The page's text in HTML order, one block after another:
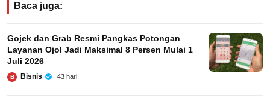
Baca juga:
Gojek dan Grab Resmi Pangkas Potongan
Layanan Ojol Jadi Maksimal 8 Persen Mulai 1
Juli 2026
B Bisnis 43 hari